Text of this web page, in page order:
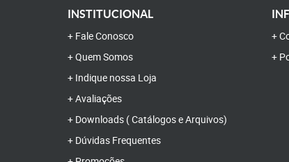
INSTITUCIONAL
Fale Conosco
Quem Somos
Indique nossa Loja
Avaliações
Downloads ( Catálogos e Arquivos)
Dúvidas Frequentes